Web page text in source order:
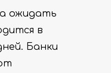
ожидать
в
Банки